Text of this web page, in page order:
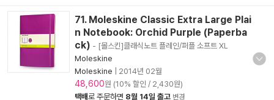
71. Moleskine Classic Extra Large Plai
n Notebook: Orchid Purple (Paperba
ck) - [몰스킨]클래식노트 플레인/퍼플 소프트 XL
Moleskine
Moleskine
2014년 02월
48,600원 (10% 할인 / 2,430원)
택배로 주문하면 8월 14일 출고 변경